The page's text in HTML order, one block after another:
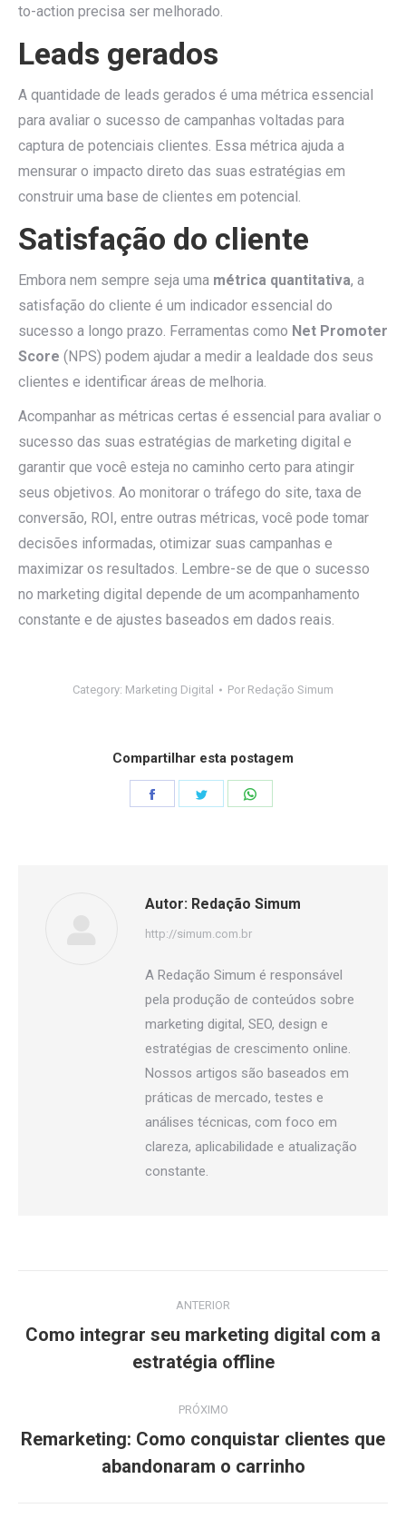
to-action precisa ser melhorado.
Leads gerados
A quantidade de leads gerados é uma métrica essencial
para avaliar o sucesso de campanhas voltadas para
captura de potenciais clientes. Essa métrica ajuda a
mensurar o impacto direto das suas estratégias em
construir uma base de clientes em potencial.
Satisfação do cliente
Embora nem sempre seja uma métrica quantitativa, a
satisfação do cliente é um indicador essencial do
sucesso a longo prazo. Ferramentas como Net Promoter
Score (NPS) podem ajudar a medir a lealdade dos seus
clientes e identificar áreas de melhoria.
Acompanhar as métricas certas é essencial para avaliar o
sucesso das suas estratégias de marketing digital e
garantir que você esteja no caminho certo para atingir
seus objetivos. Ao monitorar o tráfego do site, taxa de
conversão, ROI, entre outras métricas, você pode tomar
decisões informadas, otimizar suas campanhas e
maximizar os resultados. Lembre-se de que o sucesso
no marketing digital depende de um acompanhamento
constante e de ajustes baseados em dados reais.
Category: Marketing Digital Por Redação Simum
Compartilhar esta postagem
Autor: Redação Simum
http://simum.com.br
A Redação Simum é responsável
pela produção de conteúdos sobre
marketing digital, SEO, design e
estratégias de crescimento online.
Nossos artigos são baseados em
práticas de mercado, testes e
análises técnicas, com foco em
clareza, aplicabilidade e atualização
constante.
de
ANTERIOR
Post
anterior:
Como integrar seu marketing digital com a
estratégia offline
PRÓXIMO
Próximo
post:
Remarketing: Como conquistar clientes que
abandonaram o carrinho